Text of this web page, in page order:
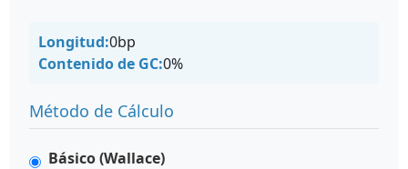
Longitud:0bp
Contenido de GC:0%
Método de Cálculo
Básico (Wallace)